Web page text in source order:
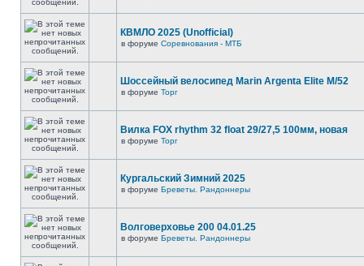
КВМЛО 2025 (Unofficial)
в форуме Соревнования - МТБ
Шоссейный велосипед Marin Argenta Elite M/52
в форуме Торг
Вилка FOX rhythm 32 float 29/27,5 100мм, новая
в форуме Торг
Кургальский Зимний 2025
в форуме Бреветы. Рандоннеры
Волговерховье 200 04.01.25
в форуме Бреветы. Рандоннеры